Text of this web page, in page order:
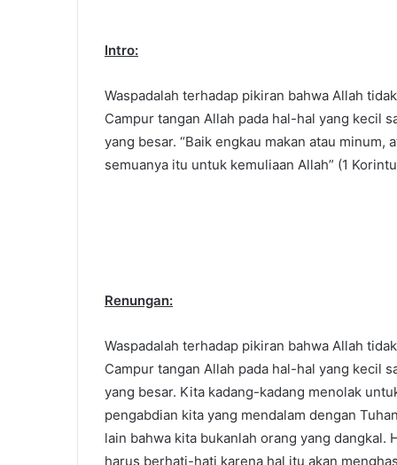
Intro:
Waspadalah terhadap pikiran bahwa Allah
Campur tangan Allah pada hal-hal yang kecil
yang besar. “Baik engkau makan atau
semuanya itu untuk kemuliaan Allah” (1
Renungan:
Waspadalah terhadap pikiran bahwa Allah
Campur tangan Allah pada hal-hal yang kecil
yang besar. Kita kadang-kadang menolak
pengabdian kita yang mendalam dengan
lain bahwa kita bukanlah orang yang
harus berhati-hati karena hal itu akan